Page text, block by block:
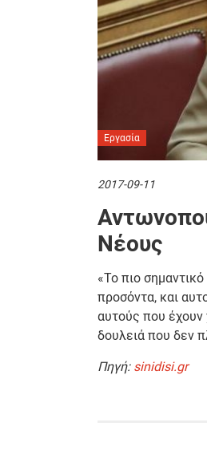
Εργασία
2017-09-11
Νέους
«Το πιο
προσόντα, και
αυτούς που έχουν
δουλειά που δεν
Πηγή: sinidisi.gr